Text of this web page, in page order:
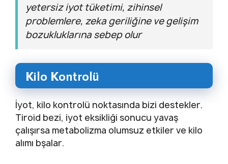
yetersiz iyot tüketimi, zihinsel
problemlere, zeka geriliğine ve gelişim
bozukluklarına sebep olur
Kilo Kontrolü
İyot, kilo kontrolü noktasında bizi destekler.
Tiroid bezi, iyot eksikliği sonucu yavaş
çalışırsa metabolizma olumsuz etkiler ve kilo
alımı bşalar.